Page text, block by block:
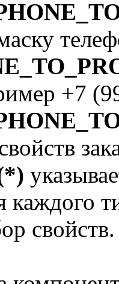
+7
каждого
свойств.